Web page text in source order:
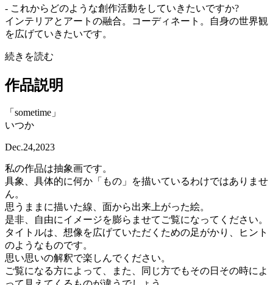
- これからどのような創作活動をしていきたいですか?
インテリアとアートの融合。コーディネート。自身の世界観
を広げていきたいです。
続きを読む
作品説明
「sometime」
いつか
Dec.24,2023
私の作品は抽象画です。
具象、具体的に何か「もの」を描いているわけではありませ
ん。
思うままに描いた線、面から出来上がった絵。
是非、自由にイメージを膨らませてご覧になってください。
タイトルは、想像を広げていただくための足がかり、ヒント
のようなものです。
思い思いの解釈で楽しんでください。
ご覧になる方によって、また、同じ方でもその日その時によ